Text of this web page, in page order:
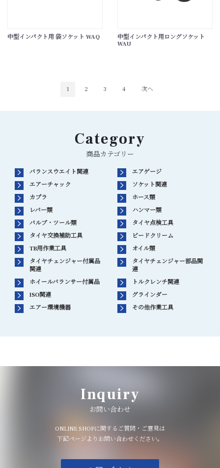
中型インパクト用 袋ソケット WAQ
中型インパクト用ロングソケット
WAU
1 2 3 4 次へ
Category
商品カテゴリー
バランスウエイト関連
エアゲージ
エアーチャック
ソケット関連
カプラ
ホース類
レバー類
ハンマー類
バルブ・ツール類
タイヤ点検工具
タイヤ交換補助工具
ビードクリーム
TB用作業工具
オイル類
タイヤチェンジャー付属品
関連
タイヤチェンジャー部品関
連
ホイールバランサー付属品
トルクレンチ関連
ISO関連
グラインダー
エアー環境機器
その他作業工具
Inquiry
お問い合わせ
ONLINE SHOPに関するご質問・ご意見は
下記ページよりお問い合わせください。